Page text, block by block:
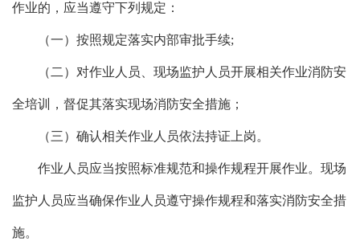
作业的，应当遵守下列规定：
（一）按照规定落实内部审批手续;
（二）对作业人员、现场监护人员开展相关作业消防安
全培训，督促其落实现场消防安全措施；
（三）确认相关作业人员依法持证上岗。
作业人员应当按照标准规范和操作规程开展作业。现场
监护人员应当确保作业人员遵守操作规程和落实消防安全措
施。